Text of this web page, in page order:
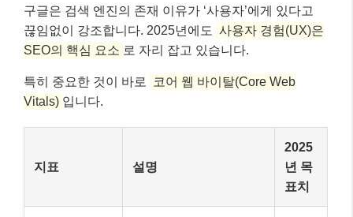
구글은 검색 엔진의 존재 이유가 ‘사용자’에게 있다고
끊임없이 강조합니다. 2025년에도 사용자 경험(UX)은
SEO의 핵심 요소 로 자리 잡고 있습니다.
특히 중요한 것이 바로
코어 웹 바이탈(Core Web
Vitals) 입니다.
지표 설명
2025
년 목
표치